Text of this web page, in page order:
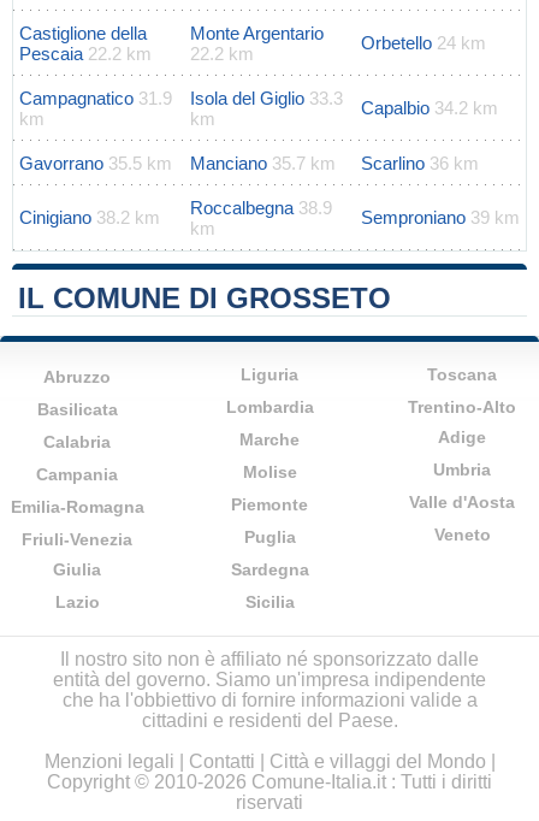
Castiglione della
Pescaia 22.2 km
Monte Argentario
22.2 km
Orbetello 24 km
Campagnatico 31.9
km
Isola del Giglio 33.3
km
Capalbio 34.2 km
Gavorrano 35.5 km Manciano 35.7 km Scarlino 36 km
Cinigiano 38.2 km Roccalbegna 38.9
km
Semproniano 39 km
IL COMUNE DI GROSSETO
Abruzzo
Basilicata
Calabria
Campania
Emilia-Romagna
Friuli-Venezia
Giulia
Lazio
Liguria
Lombardia
Marche
Molise
Piemonte
Puglia
Sardegna
Sicilia
Toscana
Trentino-Alto
Adige
Umbria
Valle d'Aosta
Veneto
Il nostro sito non è affiliato né sponsorizzato dalle
entità del governo. Siamo un'impresa indipendente
che ha l'obbiettivo di fornire informazioni valide a
cittadini e residenti del Paese.
Menzioni legali
Contatti Città e villaggi del Mondo
Copyright © 2010-2026 Comune-Italia.it : Tutti i diritti
riservati